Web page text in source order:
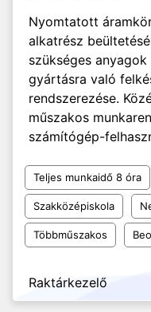
Nyomtatott
alkatrész
szükséges
gyártásra való
rendszerezése.
műszakos
számítógép-
Teljes munkaidő 8 óra
Szakközépiskola
Többműszakos
Raktárkezelő